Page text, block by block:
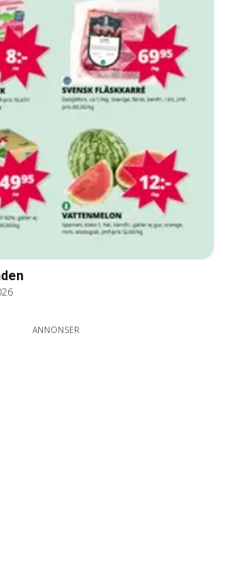
ANNONSER